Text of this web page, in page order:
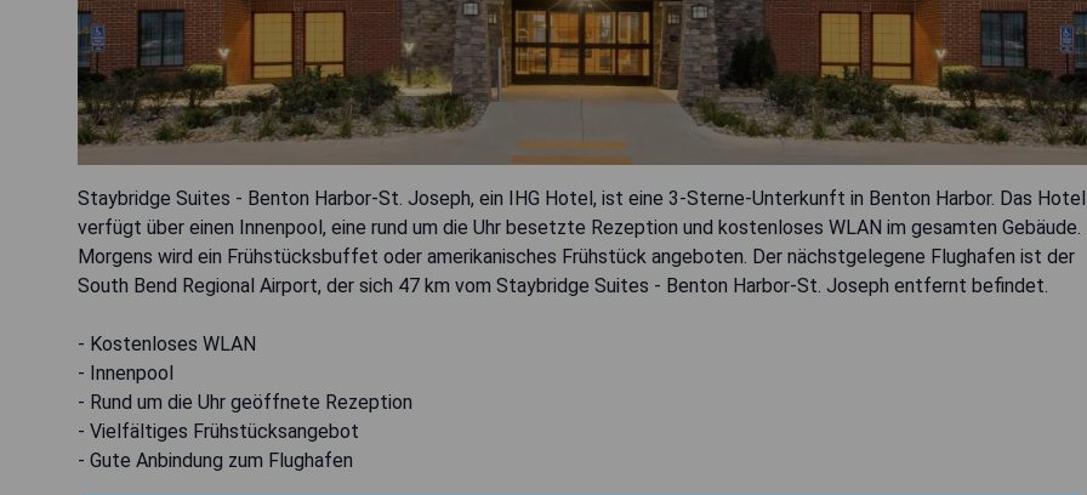
Staybridge Suites - Benton Harbor-St. Joseph, ein IHG Hotel, ist eine 3-Sterne-Unterkunft in Benton Harbor. Das Hotel
verfügt über einen Innenpool, eine rund um die Uhr besetzte Rezeption und kostenloses WLAN im gesamten Gebäude.
Morgens wird ein Frühstücksbuffet oder amerikanisches Frühstück angeboten. Der nächstgelegene Flughafen ist der
South Bend Regional Airport, der sich 47 km vom Staybridge Suites - Benton Harbor-St. Joseph entfernt befindet.
- Kostenloses WLAN
- Innenpool
- Rund um die Uhr geöffnete Rezeption
- Vielfältiges Frühstücksangebot
- Gute Anbindung zum Flughafen